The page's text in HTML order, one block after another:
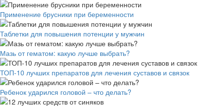
Применение брусники при беременности
Таблетки для повышения потенции у мужчин
Мазь от гематом: какую лучше выбрать?
ТОП-10 лучших препаратов для лечения суставов и связок
Ребенок ударился головой – что делать?